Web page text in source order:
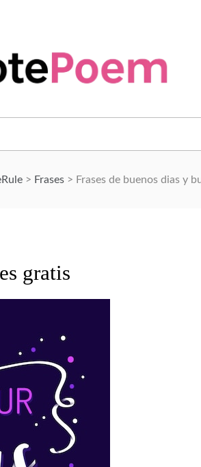
> Frases > Frases de buenos dias y
gratis